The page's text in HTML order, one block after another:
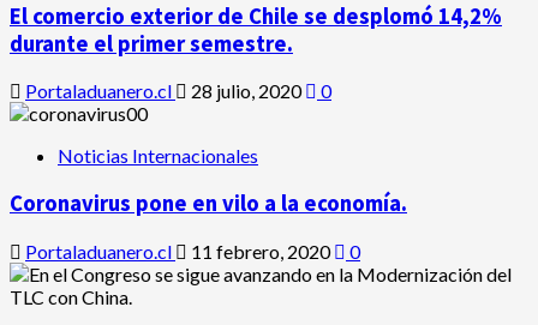
El comercio exterior de Chile se desplomó 14,2%
durante el primer semestre.
Portaladuanero.cl 28 julio, 2020 0
Noticias Internacionales
Coronavirus pone en vilo a la economía.
Portaladuanero.cl 11 febrero, 2020 0